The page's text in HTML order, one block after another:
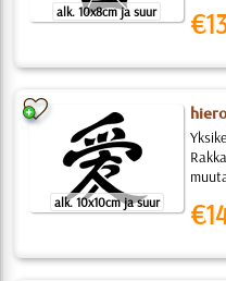
alk. 10x8cm ja suur
alk. 10x10cm ja suur